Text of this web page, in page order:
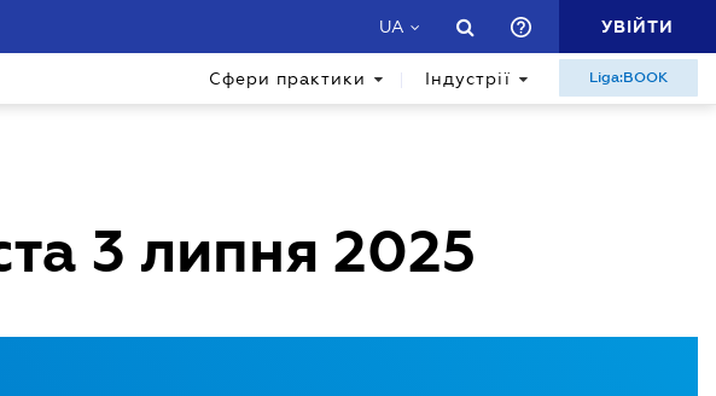
UA УВІЙТИ
Сфери практики Індустрії Liga:BOOK
3 липня 2025